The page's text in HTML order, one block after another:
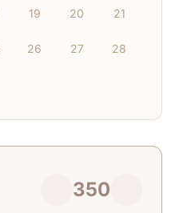
19 20 21
26 27 28
350